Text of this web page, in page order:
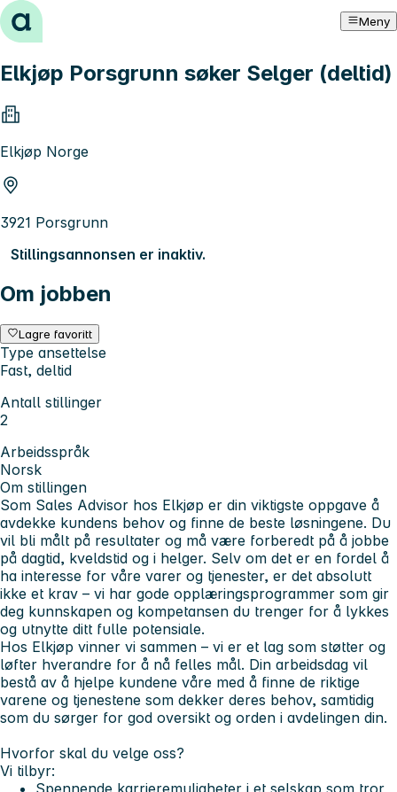
Hopp til innhold Meny
Elkjøp Porsgrunn søker Selger (deltid)
Elkjøp Norge
3921 Porsgrunn
Stillingsannonsen er inaktiv.
Om jobben
Lagre favoritt
Type ansettelse
Fast, deltid
Antall stillinger
2
Arbeidsspråk
Norsk
Om stillingen
Som Sales Advisor hos Elkjøp er din viktigste oppgave å
avdekke kundens behov og finne de beste løsningene. Du
vil bli målt på resultater og må være forberedt på å jobbe
på dagtid, kveldstid og i helger. Selv om det er en fordel å
ha interesse for våre varer og tjenester, er det absolutt
ikke et krav – vi har gode opplæringsprogrammer som gir
deg kunnskapen og kompetansen du trenger for å lykkes
og utnytte ditt fulle potensiale.
Hos Elkjøp vinner vi sammen – vi er et lag som støtter og
løfter hverandre for å nå felles mål. Din arbeidsdag vil
bestå av å hjelpe kundene våre med å finne de riktige
varene og tjenestene som dekker deres behov, samtidig
som du sørger for god oversikt og orden i avdelingen din.
Hvorfor skal du velge oss?
Vi tilbyr:
Spennende karrieremuligheter i et selskap som tror